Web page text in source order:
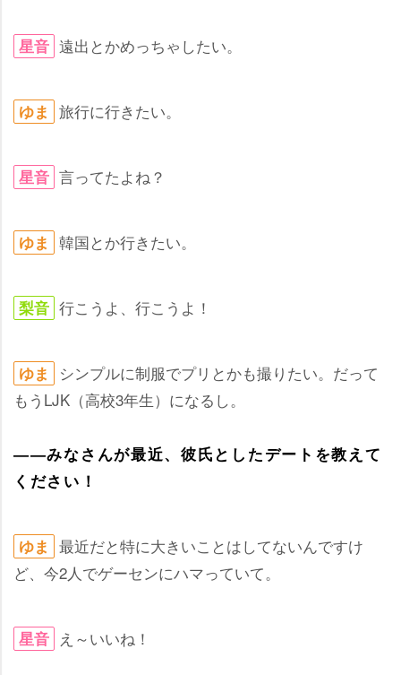
星音 遠出とかめっちゃしたい。
ゆま 旅行に行きたい。
星音 言ってたよね？
ゆま 韓国とか行きたい。
梨音 行こうよ、行こうよ！
ゆま
シンプルに制服でプリとかも撮りたい。だって
もうLJK（高校3年生）になるし。
――みなさんが最近、彼氏としたデートを教えて
ください！
ゆま 最近だと特に大きいことはしてないんですけ
ど、今2人でゲーセンにハマっていて。
星音 え～いいね！